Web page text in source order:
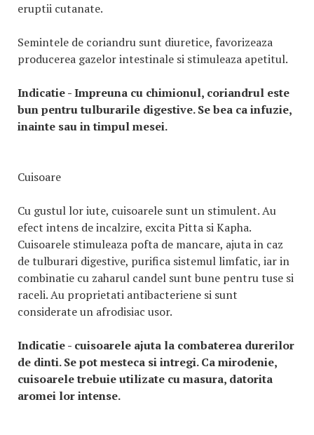
eruptii cutanate.
Semintele de coriandru sunt diuretice, favorizeaza
producerea gazelor intestinale si stimuleaza apetitul.
Indicatie - Impreuna cu chimionul, coriandrul este
bun pentru tulburarile digestive. Se bea ca infuzie,
inainte sau in timpul mesei.
Cuisoare
Cu gustul lor iute, cuisoarele sunt un stimulent. Au
efect intens de incalzire, excita Pitta si Kapha.
Cuisoarele stimuleaza pofta de mancare, ajuta in caz
de tulburari digestive, purifica sistemul limfatic, iar in
combinatie cu zaharul candel sunt bune pentru tuse si
raceli. Au proprietati antibacteriene si sunt
considerate un afrodisiac usor.
Indicatie - cuisoarele ajuta la combaterea durerilor
de dinti. Se pot mesteca si intregi. Ca mirodenie,
cuisoarele trebuie utilizate cu masura, datorita
aromei lor intense.